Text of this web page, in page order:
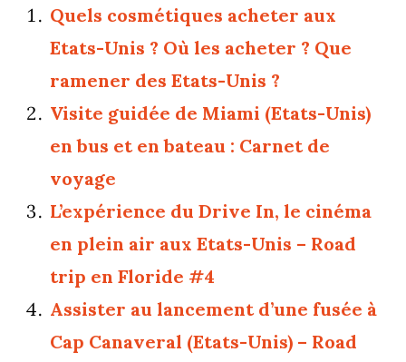
Quels cosmétiques acheter aux
Etats-Unis ? Où les acheter ? Que
ramener des Etats-Unis ?
Visite guidée de Miami (Etats-Unis)
en bus et en bateau : Carnet de
voyage
L’expérience du Drive In, le cinéma
en plein air aux Etats-Unis – Road
trip en Floride #4
Assister au lancement d’une fusée à
Cap Canaveral (Etats-Unis) – Road